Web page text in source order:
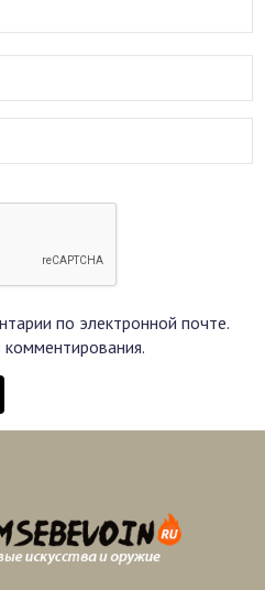
по электронной почте.
комментирования.